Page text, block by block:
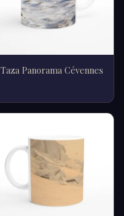
Taza Panorama Cévennes